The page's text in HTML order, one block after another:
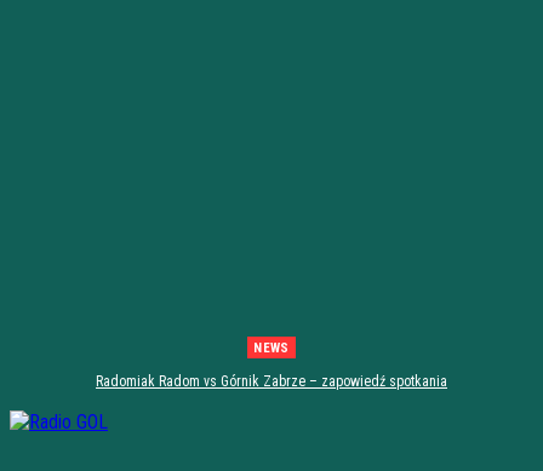
NEWS
Radomiak Radom vs Górnik Zabrze – zapowiedź spotkania